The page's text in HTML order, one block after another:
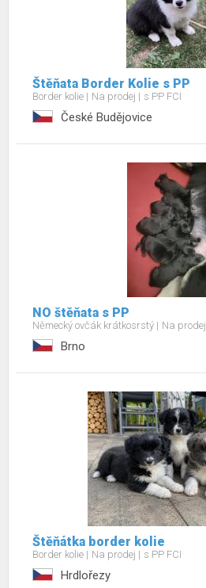
Štěňata Border Kolie s PP
Border kolie Na prodej s PP FCI
České Budějovice
NO štěňata s PP
Německý ovčák krátkosrstý Na prodej
Brno
Štěňátka border kolie
Border kolie Na prodej s PP FCI
Hrdlořezy